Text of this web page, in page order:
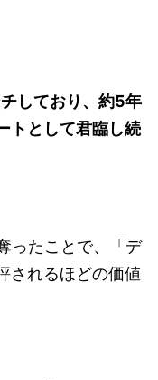
しており、約5年
トとして君臨し続
ったことで、「デ
されるほどの価値